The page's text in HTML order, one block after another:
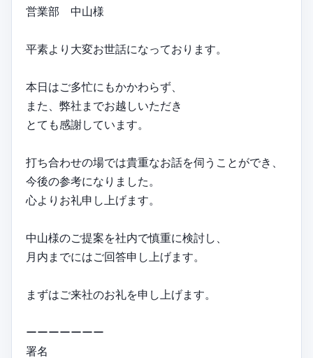
営業部 中山様
平素より大変お世話になっております。
本日はご多忙にもかかわらず、
また、弊社までお越しいただき
とても感謝しています。
打ち合わせの場では貴重なお話を伺うことができ、
今後の参考になりました。
心よりお礼申し上げます。
中山様のご提案を社内で慎重に検討し、
月内までにはご回答申し上げます。
まずはご来社のお礼を申し上げます。
ーーーーーーー
署名